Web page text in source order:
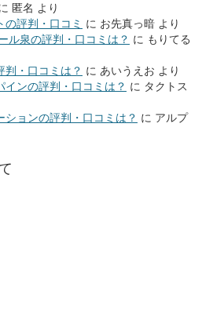
匿名 より
の評判・口コミ に お先真っ暗 より
ル泉の評判・口コミは？ に もりてる
判・口コミは？ に あいうえお より
ンの評判・口コミは？ に タクトス
ョンの評判・口コミは？ に アルプ